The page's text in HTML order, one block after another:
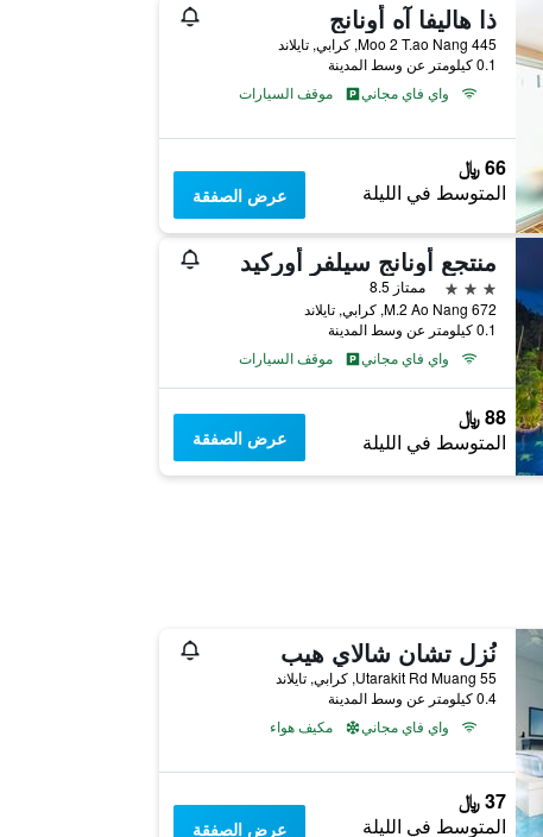
ذا هاليفا آه أونانج
445 Moo 2 T.ao Nang, كرابي, تايلاند
0.1 كيلومتر عن وسط المدينة
واي فاي مجاني
موقف السيارات
66 ﷼
المتوسط في الليلة عرض الصفقة
منتجع أونانج سيلفر أوركيد
3 نجوم
ممتاز 8.5
672 M.2 Ao Nang, كرابي, تايلاند
0.1 كيلومتر عن وسط المدينة
واي فاي مجاني
موقف السيارات
88 ﷼
المتوسط في الليلة عرض الصفقة
نُزل تشان شالاي هيب
55 Utarakit Rd Muang, كرابي, تايلاند
0.4 كيلومتر عن وسط المدينة
واي فاي مجاني
مكيف هواء
37 ﷼
المتوسط في الليلة عرض الصفقة